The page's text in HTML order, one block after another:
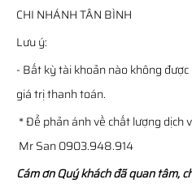
CHI NHÁNH TÂN BÌNH
Lưu ý:
- Bất kỳ tài khoản nào không
giá trị thanh toán.
* Để phản ánh về chất lượng dịch
Mr San 0903.948.914
Cám ơn Quý khách đã quan tâm,